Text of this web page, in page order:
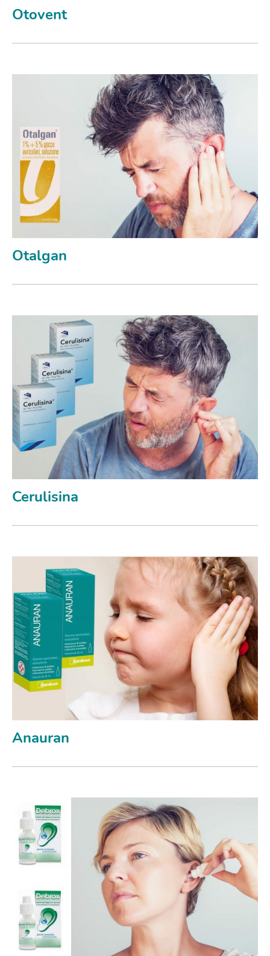
Otovent
Otalgan
Cerulisina
Anauran